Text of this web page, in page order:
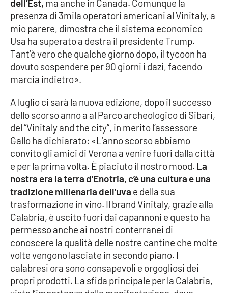
SPECIALI
Buona Sanità Calabria
LA
CALABRIAVISIONE
Eventi
Food
Storie
LAC
NETWORK
Lacplay.it
Lactv.it
Laconair.it
dell’Est, ma anche in Canada. Comunque la
presenza di 3mila operatori americani al Vinitaly, a
mio parere, dimostra che il sistema economico
Usa ha superato a destra il presidente Trump.
Tant’è vero che qualche giorno dopo, il tycoon ha
dovuto sospendere per 90 giorni i dazi, facendo
marcia indietro».
A luglio ci sarà la nuova edizione, dopo il successo
dello scorso anno a al Parco archeologico di Sibari,
del “Vinitaly and the city”, in merito l’assessore
Gallo ha dichiarato: «L’anno scorso abbiamo
convito gli amici di Verona a venire fuori dalla città
e per la prima volta. È piaciuto il nostro mood. La
nostra era la terra d’Enotria, c’è una cultura e una
tradizione millenaria dell’uva e della sua
trasformazione in vino. Il brand Vinitaly, grazie alla
Calabria, è uscito fuori dai capannoni e questo ha
permesso anche ai nostri conterranei di
conoscere la qualità delle nostre cantine che molte
volte vengono lasciate in secondo piano. I
calabresi ora sono consapevoli e orgogliosi dei
propri prodotti. La sfida principale per la Calabria,